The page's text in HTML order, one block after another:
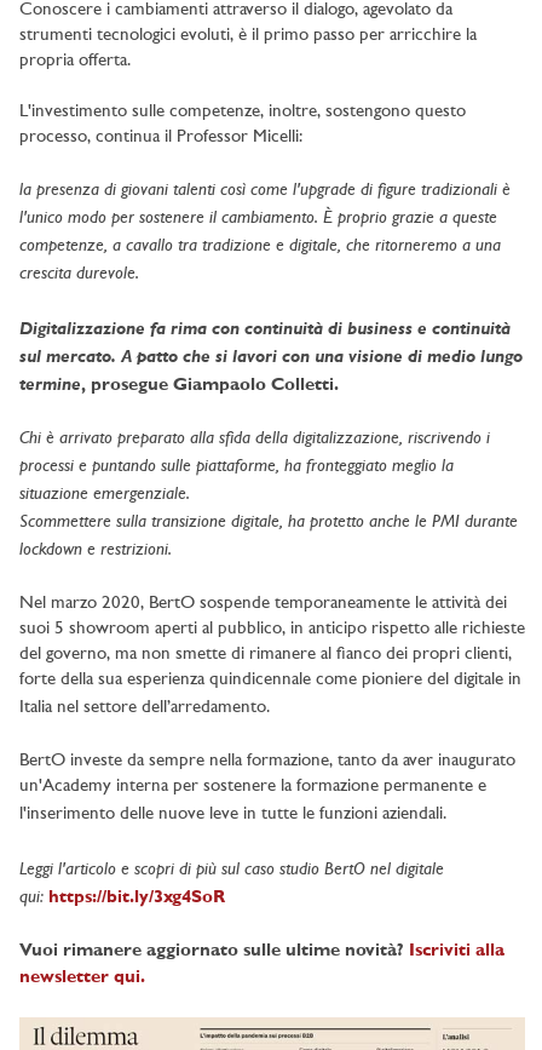
Conoscere i cambiamenti attraverso il dialogo, agevolato da
strumenti tecnologici evoluti, è il primo passo per arricchire la
propria offerta.
L'investimento sulle competenze, inoltre, sostengono questo
processo, continua il Professor Micelli:
la presenza di giovani talenti così come l'upgrade di figure tradizionali è
l'unico modo per sostenere il cambiamento. È proprio grazie a queste
competenze, a cavallo tra tradizione e digitale, che ritorneremo a una
crescita durevole.
Digitalizzazione fa rima con continuità di business e continuità
sul mercato. A patto che si lavori con una visione di medio lungo
termine, prosegue Giampaolo Colletti.
Chi è arrivato preparato alla sfida della digitalizzazione, riscrivendo i
processi e puntando sulle piattaforme, ha fronteggiato meglio la
situazione emergenziale.
Scommettere sulla transizione digitale, ha protetto anche le PMI durante
lockdown e restrizioni.
Nel marzo 2020, BertO sospende temporaneamente le attività dei
suoi 5 showroom aperti al pubblico, in anticipo rispetto alle richieste
del governo, ma non smette di rimanere al fianco dei propri clienti,
forte della sua esperienza quindicennale come pioniere del digitale in
Italia nel settore dell’arredamento.
BertO investe da sempre nella formazione, tanto da aver inaugurato
un'Academy interna per sostenere la formazione permanente e
l'inserimento delle nuove leve in tutte le funzioni aziendali.
Leggi l'articolo e scopri di più sul caso studio BertO nel digitale
qui: https://bit.ly/3xg4SoR
Vuoi rimanere aggiornato sulle ultime novità? Iscriviti alla
newsletter qui.